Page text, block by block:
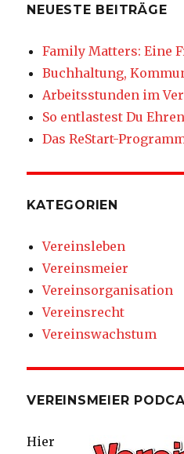
NEUESTE BEITRÄGE
Family Matters: Eine
Buchhaltung,
Arbeitsstunden im
So entlastest Du
Das ReStart-
KATEGORIEN
Vereinsleben
Vereinsmeier
Vereinsorganisation
Vereinsrecht
Vereinswachstum
VEREINSMEIER
Hier